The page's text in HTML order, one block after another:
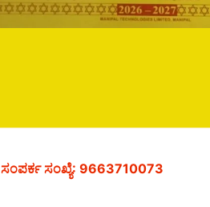
ಸಂಪರ್ಕ ಸಂಖ್ಯೆ: 9663710073